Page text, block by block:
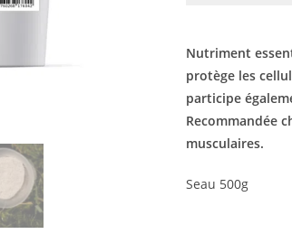
Nutriment
protège les
participe
Recommandée
musculaires.
Seau 500g